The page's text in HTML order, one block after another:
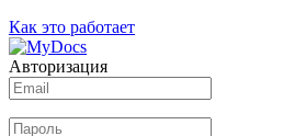
Как это работает
Авторизация